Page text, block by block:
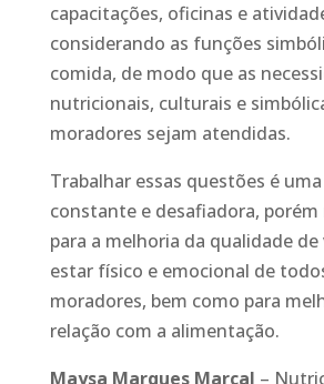
capacitações, oficinas e
considerando as funções
comida, de modo que as
nutricionais, culturais e
moradores sejam atendidas.
Trabalhar essas questões é
constante e desafiadora, porém
para a melhoria da qualidade de
estar físico e emocional de
moradores, bem como para
relação com a alimentação.
Maysa Marques Marçal –